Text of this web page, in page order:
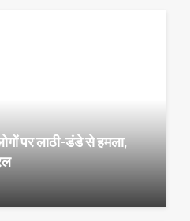
पर लाठी-डंडे से हमला,